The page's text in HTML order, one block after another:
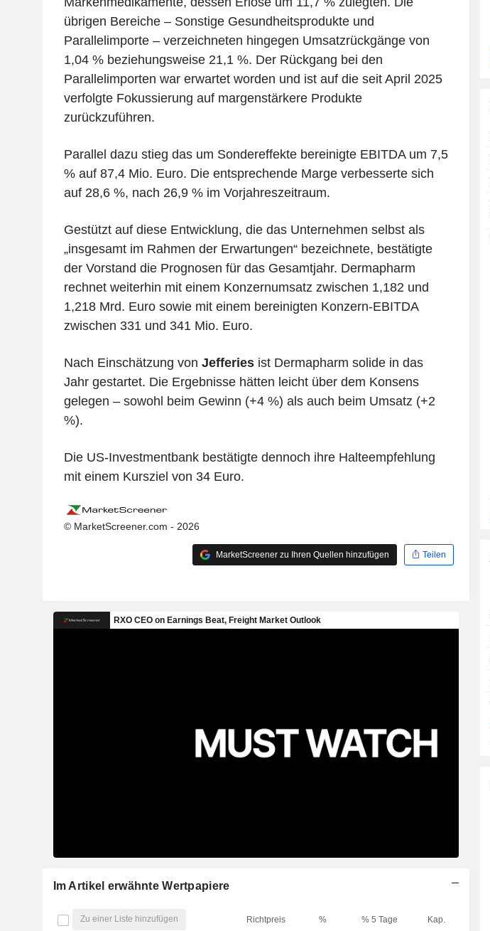
übrigen Bereiche – Sonstige Gesundheitsprodukte und
Parallelimporte – verzeichneten hingegen Umsatzrückgänge von
1,04 % beziehungsweise 21,1 %. Der Rückgang bei den
Parallelimporten war erwartet worden und ist auf die seit April 2025
verfolgte Fokussierung auf margenstärkere Produkte
zurückzuführen.
Parallel dazu stieg das um Sondereffekte bereinigte EBITDA um 7,5
% auf 87,4 Mio. Euro. Die entsprechende Marge verbesserte sich
auf 28,6 %, nach 26,9 % im Vorjahreszeitraum.
Gestützt auf diese Entwicklung, die das Unternehmen selbst als
„insgesamt im Rahmen der Erwartungen“ bezeichnete, bestätigte
der Vorstand die Prognosen für das Gesamtjahr. Dermapharm
rechnet weiterhin mit einem Konzernumsatz zwischen 1,182 und
1,218 Mrd. Euro sowie mit einem bereinigten Konzern-EBITDA
zwischen 331 und 341 Mio. Euro.
Nach Einschätzung von Jefferiesist Dermapharm solide in das
Jahr gestartet. Die Ergebnisse hätten leicht über dem Konsens
gelegen – sowohl beim Gewinn (+4 %) als auch beim Umsatz (+2
%).
Die US-Investmentbank bestätigte dennoch ihre Halteempfehlung
mit einem Kursziel von 34 Euro.
© MarketScreener.com - 2026
MarketScreener zu Ihren Quellen hinzufügen Teilen
Im Artikel erwähnte Wertpapiere
Zu einer Liste hinzufügen Richtpreis % % 5 Tage Kap.